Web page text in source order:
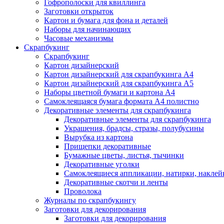
Гофрополоски для квиллинга
Заготовки открыток
Картон и бумага для фона и деталей
Наборы для начинающих
Часовые механизмы
Скрапбукинг
Скрапбукинг
Картон дизайнерский
Картон дизайнерский для скрапбукинга А4
Картон дизайнерский для скрапбукинга А5
Наборы цветной бумаги и картона А4
Самоклеящаяся бумага формата А4 полистно
Декоративные элементы для скрапбукинга
Декоративные элементы для скрапбукинга
Украшения, брадсы, стразы, полубусины
Вырубка из картона
Прищепки декоративные
Бумажные цветы, листья, тычинки
Декоративные уголки
Самоклеящиеся аппликации, натирки,
Декоративные скотчи и ленты
Проволока
Журналы по скрапбукингу
Заготовки для декорирования
Заготовки для декорирования